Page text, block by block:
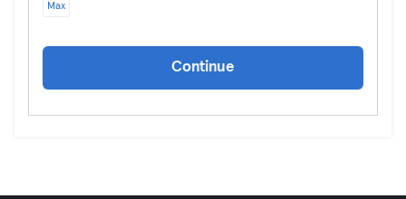
Max
Continue